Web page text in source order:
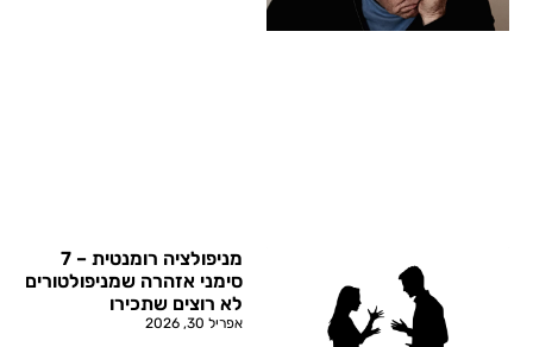
מניפולציה רומנטית – 7
סימני אזהרה שמניפולטורים
לא רוצים שתכירו
אפריל 30, 2026